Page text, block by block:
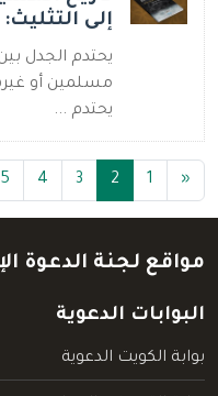
إلى
يحتدم الجدل
مسلمين أو
يحتدم ...
«
1
2
3
4
5
مواقع لجنة الدعوة
البوابات الدعوية
بوابة الكويت الدعوية